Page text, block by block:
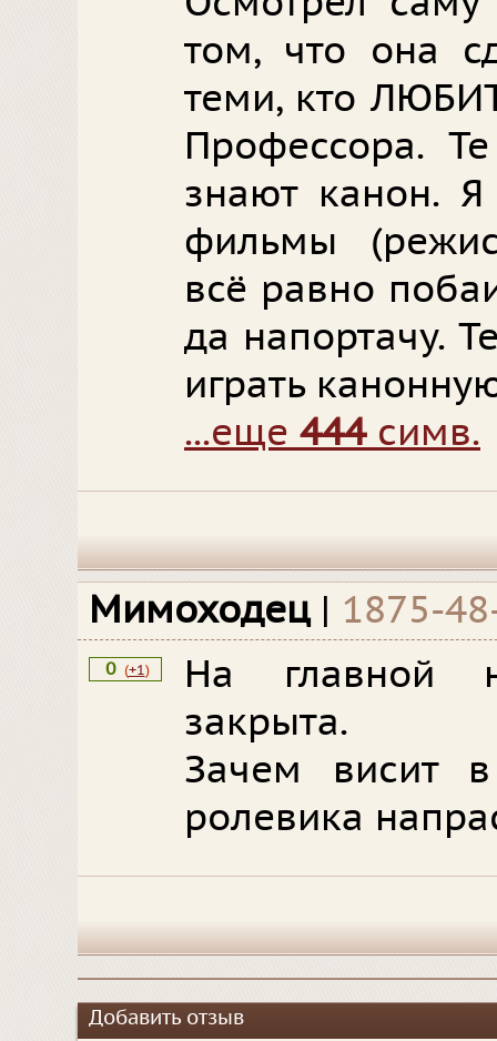
том, что она
теми, кто
Профессора.
знают канон. Я
фильмы
всё равно
да напортачу.
играть
...еще 444симв.
Мимоходец | 1875-
0 (+1)
На главной
закрыта.
Зачем висит
ролевика
Добавить отзыв